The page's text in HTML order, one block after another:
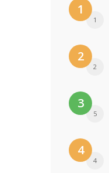
1
1
2
2
3
5
4
4